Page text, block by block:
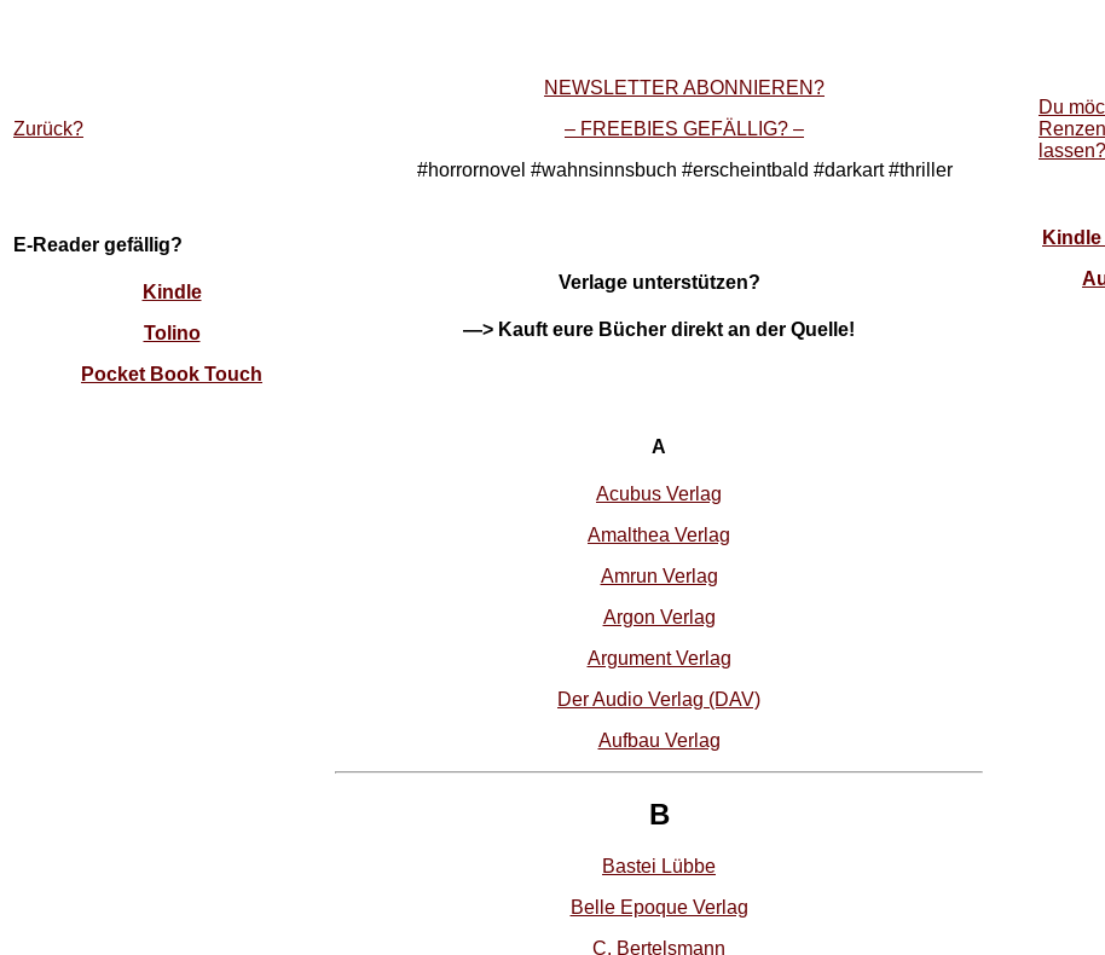
Zurück?
NEWSLETTER ABONNIEREN?
– FREEBIES GEFÄLLIG? –
#horrornovel #wahnsinnsbuch #erscheintbald #darkart #thriller
Du
lassen?
E-Reader gefällig?
Kindle
Tolino
Pocket Book Touch
Verlage unterstützen?
—> Kauft eure Bücher direkt an der Quelle!
A
Acubus Verlag
Amalthea Verlag
Amrun Verlag
Argon Verlag
Argument Verlag
Der Audio Verlag (DAV)
Aufbau Verlag
B
Bastei Lübbe
Belle Epoque Verlag
C. Bertelsmann